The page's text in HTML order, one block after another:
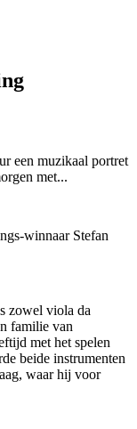
een muzikaal portret
met...
winnaar Stefan
zowel viola da
familie van
met het spelen
beide instrumenten
waar hij voor